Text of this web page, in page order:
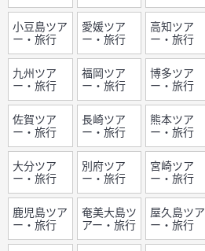
小豆島ツア
ー・旅行
愛媛ツア
ー・旅行
高知ツア
ー・旅行
九州ツア
ー・旅行
福岡ツア
ー・旅行
博多ツア
ー・旅行
佐賀ツア
ー・旅行
長崎ツア
ー・旅行
熊本ツア
ー・旅行
大分ツア
ー・旅行
別府ツア
ー・旅行
宮崎ツア
ー・旅行
鹿児島ツア
ー・旅行
奄美大島ツ
アー・旅行
屋久島ツア
ー・旅行